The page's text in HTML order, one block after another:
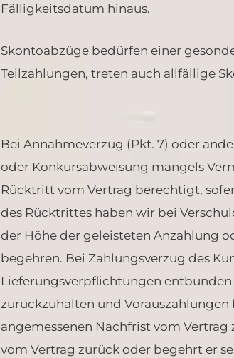
Fälligkeitsdatum hinaus.
Skontoabzüge bedürfen einer
Teilzahlungen, treten auch allfällige
Bei Annahmeverzug (Pkt. 7) oder
oder Konkursabweisung mangels
Rücktritt vom Vertrag berechtigt,
des Rücktrittes haben wir bei
der Höhe der geleisteten Anzahlung
begehren. Bei Zahlungsverzug des
Lieferungsverpflichtungen
zurückzuhalten und
angemessenen Nachfrist vom
vom Vertrag zurück oder begehrt er